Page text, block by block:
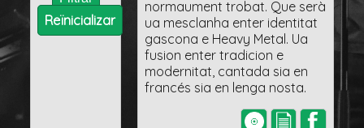
normaument trobat. Que serà
ua mesclanha enter identitat
gascona e Heavy Metal. Ua
fusion enter tradicion e
modernitat, cantada sia en
francés sia en lenga nosta.
Reïnicializar